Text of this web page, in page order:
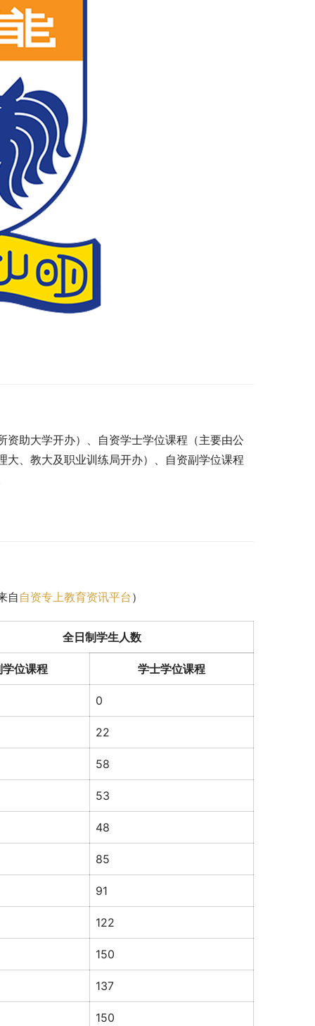
助大学开办）、自资学士学位课程（主要由公
、教大及职业训练局开办）、自资副学位课程
自 自资专上教育资讯平台 ）
全日制学生人数
学位课程 学士学位课程
0
22
58
53
48
85
91
122
150
137
150